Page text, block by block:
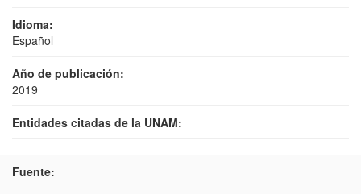
Idioma:
Español
Año de publicación:
2019
Entidades citadas de la UNAM:
Fuente: